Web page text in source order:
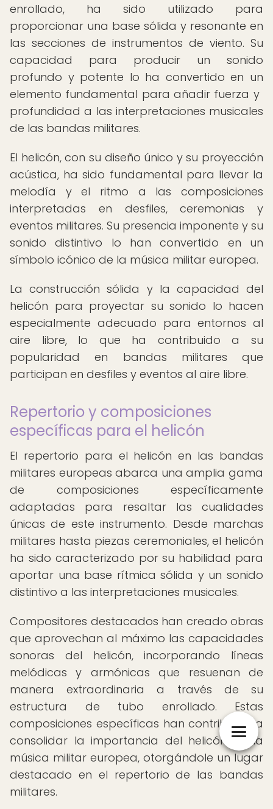
enrollado, ha sido utilizado para
proporcionar una base sólida y resonante en
las secciones de instrumentos de viento. Su
capacidad para producir un sonido
profundo y potente lo ha convertido en un
elemento fundamental para añadir fuerza y ​​
profundidad a las interpretaciones musicales
de las bandas militares.
El helicón, con su diseño único y su proyección
acústica, ha sido fundamental para llevar la
melodía y el ritmo a las composiciones
interpretadas en desfiles, ceremonias y
eventos militares. Su presencia imponente y su
sonido distintivo lo han convertido en un
símbolo icónico de la música militar europea.
La construcción sólida y la capacidad del
helicón para proyectar su sonido lo hacen
especialmente adecuado para entornos al
aire libre, lo que ha contribuido a su
popularidad en bandas militares que
participan en desfiles y eventos al aire libre.
Repertorio y composiciones
específicas para el helicón
El repertorio para el helicón en las bandas
militares europeas abarca una amplia gama
de composiciones específicamente
adaptadas para resaltar las cualidades
únicas de este instrumento. Desde marchas
militares hasta piezas ceremoniales, el helicón
ha sido caracterizado por su habilidad para
aportar una base rítmica sólida y un sonido
distintivo a las interpretaciones musicales.
Compositores destacados han creado obras
que aprovechan al máximo las capacidades
sonoras del helicón, incorporando líneas
melódicas y armónicas que resuenan de
manera extraordinaria a través de su
estructura de tubo enrollado. Estas
composiciones específicas han contribuido a
consolidar la importancia del helicón en la
música militar europea, otorgándole un lugar
destacado en el repertorio de las bandas
militares.